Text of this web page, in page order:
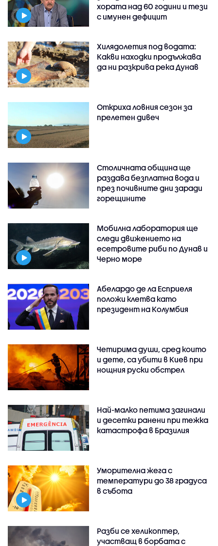
хората над 60 години и тези
с имунен дефицит
Хилядолетия под водата:
Какви находки продължава
да ни разкрива река Дунав
Откриха ловния сезон за
прелетен дивеч
Столичната община ще
раздава безплатна вода и
през почивните дни заради
горещините
Мобилна лаборатория ще
следи движението на
есетровите риби по Дунав и
Черно море
Абелардо де ла Есприеля
положи клетва като
президент на Колумбия
Четирима души, сред които
и дете, са убити в Киев при
нощния руски обстрел
Най-малко петима загинали
и десетки ранени при тежка
катастрофа в Бразилия
Уморителна жега с
температури до 38 градуса
в събота
Разби се хеликоптер,
участващ в борбата с